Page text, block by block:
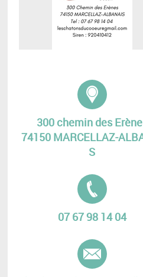
300 chemin des
74150 MARCELLAZ-
S
07 67 98 14 04